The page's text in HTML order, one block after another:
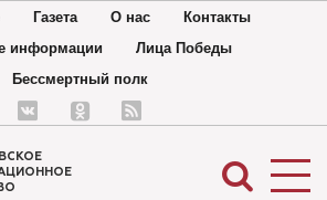
Газета О нас
Контакты
информации
Лица Победы
Бессмертный полк